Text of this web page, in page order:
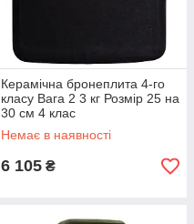
Керамічна бронеплита 4-го
класу Вага 2 3 кг Розмір 25 на
30 см 4 клас
Немає в наявності
6 105 ₴